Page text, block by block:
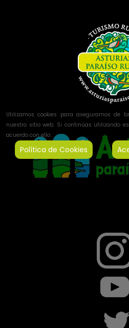
Utilizamos cookies para asegurarnos de
nuestro sitio web. Si continúas utilizando
acuerdo con ello.
Política de Cookies